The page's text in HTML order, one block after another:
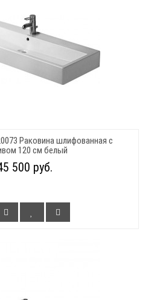
Раковина шлифованная с
120 см белый
500 руб.